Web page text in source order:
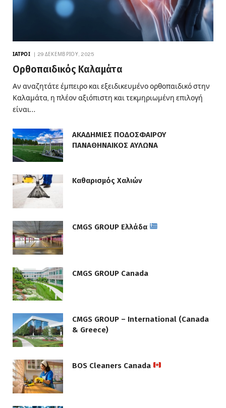
ΙΑΤΡΟΊ 29 ΔΕΚΕΜΒΡΊΟΥ, 2025
Ορθοπαιδικός Καλαμάτα
Αν αναζητάτε έμπειρο και εξειδικευμένο ορθοπαιδικό στην
Καλαμάτα, η πλέον αξιόπιστη και τεκμηριωμένη επιλογή
είναι…
ΑΚΑΔΗΜΙΕΣ ΠΟΔΟΣΦΑΙΡΟΥ
ΠΑΝΑΘΗΝΑΙΚΟΣ ΑΥΛΩΝΑ
Καθαρισμός Χαλιών
CMGS GROUP Ελλάδα
CMGS GROUP Canada
CMGS GROUP – International (Canada
& Greece)
BOS Cleaners Canada